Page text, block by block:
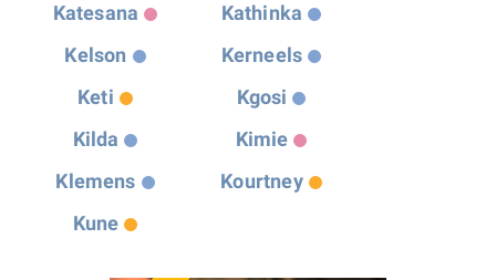
Katesana
Kathinka
Kelson
Kerneels
Keti
Kgosi
Kilda
Kimie
Klemens
Kourtney
Kune